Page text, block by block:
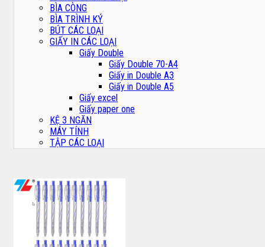
BÌA CÒNG
BÌA TRÌNH KÝ
BÚT CÁC LOẠI
GIẤY IN CÁC LOẠI
Giấy Double
Giấy Double 70-A4
Giấy in Double A3
Giấy in Double A5
Giấy excel
Giấy paper one
KỆ 3 NGĂN
MÁY TÍNH
TẬP CÁC LOẠI